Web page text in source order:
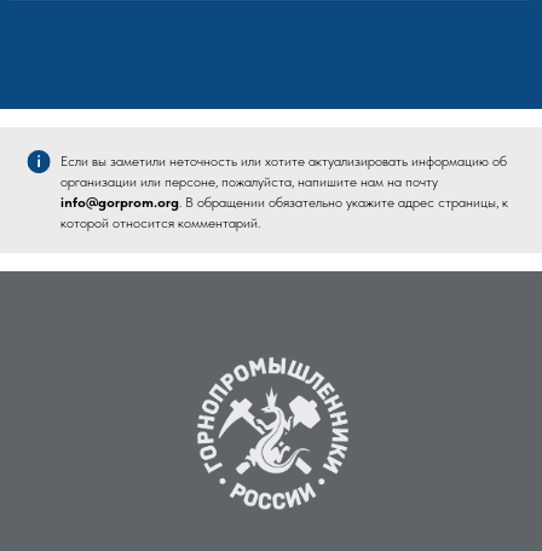
Если вы заметили неточность или хотите актуализировать информацию об
организации или персоне, пожалуйста, напишите нам на почту
info@gorprom.org. В обращении обязательно укажите адрес страницы, к
которой относится комментарий.